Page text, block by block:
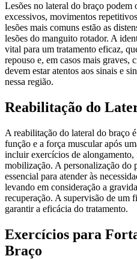
Lesões no lateral do braço podem
excessivos, movimentos
lesões mais comuns estão as
lesões do manguito rotador. A
vital para um tratamento eficaz,
repouso e, em casos mais graves,
devem estar atentos aos sinais e
nessa região.
Reabilitação do
A reabilitação do lateral do braço
função e a força muscular após
incluir exercícios de alongamento,
mobilização. A personalização do
essencial para atender às
levando em consideração a
recuperação. A supervisão de um
garantir a eficácia do tratamento.
Exercícios para
Braço